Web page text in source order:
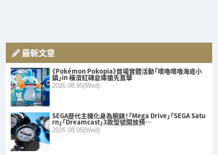
最新文章
《Pokémon Pokopia》首場實體活動「噗嚕噗嚕海底小
鎮」in 橫濱紅磚倉庫搶先直擊
2026.08.05(Wed)
SEGA歷代主機化身為腕錶！「Mega Drive」「SEGA Satu
rn」「Dreamcast」3款型號開放預…
2026.08.05(Wed)